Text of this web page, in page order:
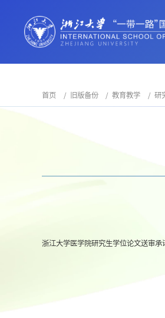
首页 旧版备份 教育教学 研
浙江大学医学院研究生学位论文送审承